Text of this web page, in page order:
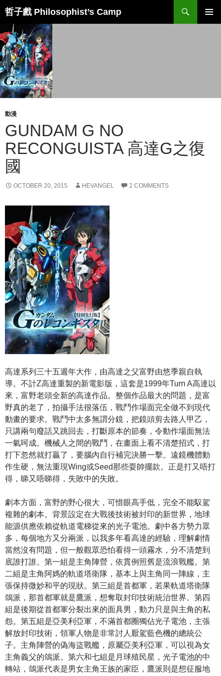
Skip
content
哲子戲 Philosophist’s Camp
Search
動漫
GUNDAM G NO
RECONGUISTA 高達G之復
國
OCTOBER 20, 2015 HEVANGEL 2 COMMENTS
高達系列三十五週年大作，由高達之父富野由悠季親自執
導。不計Z高達重製的新電影版，這套是1999年Turn A高達以
來，富野老頭全新的高達作品。整個作品最大的問題，是富
野真的老了，拍攝手法很落伍，戰鬥作場面完全做不到現代
動畫的要求。戰鬥中太多無謂分鏡，把鏡頭剪去路人甲乙，
只講兩句廢話又跳回去，打斷原本的節奏，令動作場面無法
一氣呵成。機械人之間的戰鬥，在畫面上看不清楚招式，打
打下忽然就打贏了，要腦內自行補完決勝一擊。遠鏡機體動
作生硬，無法重現Wing或Seed那些耍帥擺款。正是打又唔打
得，睇又唔睇得，失敗中的失敗。
劇本方面，富野的野心很大，可惜眼高手低，完全不能馭駕
複雜的劇本。背景設定在大戰後技術被封印的新世界，地球
能源供應依賴從軌道電梯從來的光子電池。劇中各方勢力眾
多，每個地方又分兩派，以我多年看高達的經驗，理解劇情
當然沒有問題，但一般觀眾恐怕看得一頭霧水，分不清楚到
底誰打誰。第一組是主角陣營，依貫例照舊是流浪戰艦。第
二組是主角阿媽的軌道塔衛隊，基本上與主角同一陣線，主
張保持微妙和平的現狀。第三組是首都軍，若果軌道塔衛隊
鴿派，那首都軍就是鷹派，想奪取封印技術統治世界。第四
組是後期從首都軍分裂出來的面具男，動力只是與主角的私
怨。第五組是亞美利亞軍，不滿首都圈獨佔光子電池，主張
解放封印技術，領軍人物是非常討人厭駕藍色機的總統公
子。主角陣營的偽海盜戰艦，原屬亞美利亞軍，可以視為女
主角義父的鴿派。第六和七組是月球殖民星，光子電池的中
轉站，鴿派代表是男女主角王族的家臣，鷹派則是想征服地